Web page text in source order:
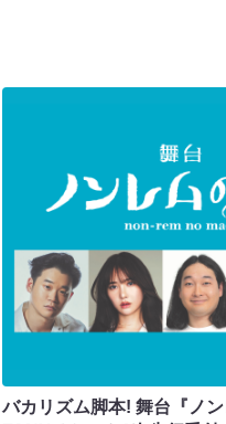
バカリズム脚本! 舞台『ノ